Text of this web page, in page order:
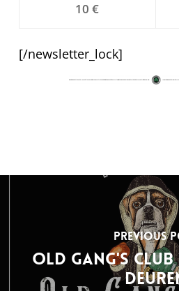
10 €
[/newsletter_lock]
Previous
OLD GANG'S